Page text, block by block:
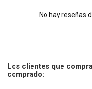
No hay reseñas
Los clientes que
comprado: